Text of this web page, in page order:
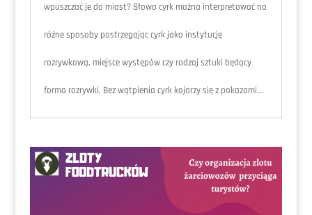
wpuszczać je do miast? Słowo cyrk można interpretować na
różne sposoby postrzegając cyrk jako instytucję
rozrywkową, miejsce występów czy rodzaj sztuki będący
forma rozrywki. Bez wątpienia cyrk kojarzy się z pokazami...